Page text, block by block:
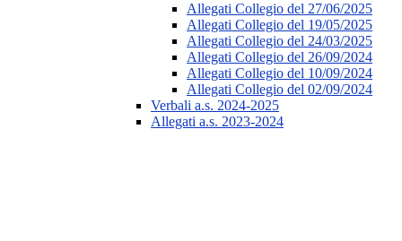
Allegati Collegio del 27/06/2025
Allegati Collegio del 19/05/2025
Allegati Collegio del 24/03/2025
Allegati Collegio del 26/09/2024
Allegati Collegio del 10/09/2024
Allegati Collegio del 02/09/2024
Verbali a.s. 2024-2025
Allegati a.s. 2023-2024